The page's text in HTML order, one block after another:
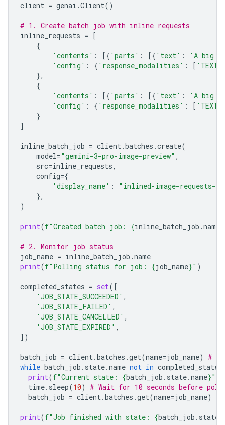
client = genai .Client()
# 1. Create batch job with inline requests
inline_requests = [
{
'contents' : [{ 'parts' : [{ 'text' :
'A big
'config' : { 'response_modalities' : [ 'TEXT'
},
{
'contents' : [{ 'parts' : [{ 'text' :
'A big
'config' : { 'response_modalities' : [ 'TEXT'
}
]
inline_batch_job = client.batches .create(
model="gemini-3-pro-image-preview" ,
src=inline_requests,
config={
'display_name' :
"inlined-image-requests-
},
)
print(f"Created batch job: {inline_batch_job .name
# 2. Monitor job status
job_name = inline_batch_job .name
print(f"Polling status for job: {job_name}" )
completed_states = set([
'JOB_STATE_SUCCEEDED' ,
'JOB_STATE_FAILED' ,
'JOB_STATE_CANCELLED' ,
'JOB_STATE_EXPIRED' ,
])
batch_job = client.batches .get(name=job_name) #
while batch_job . state.name not in completed_states
print(f"Current state: {batch_job . state.name}"
time. sleep(10) # Wait for 10 seconds before
batch_job = client.batches .get(name=job_name)
print(f"Job finished with state: {batch_job . state